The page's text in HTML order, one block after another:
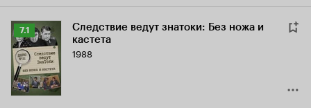
Рейтинг
Кинопоиска
7.1
7.1
Следствие ведут знатоки: Без ножа и
кастета
1988